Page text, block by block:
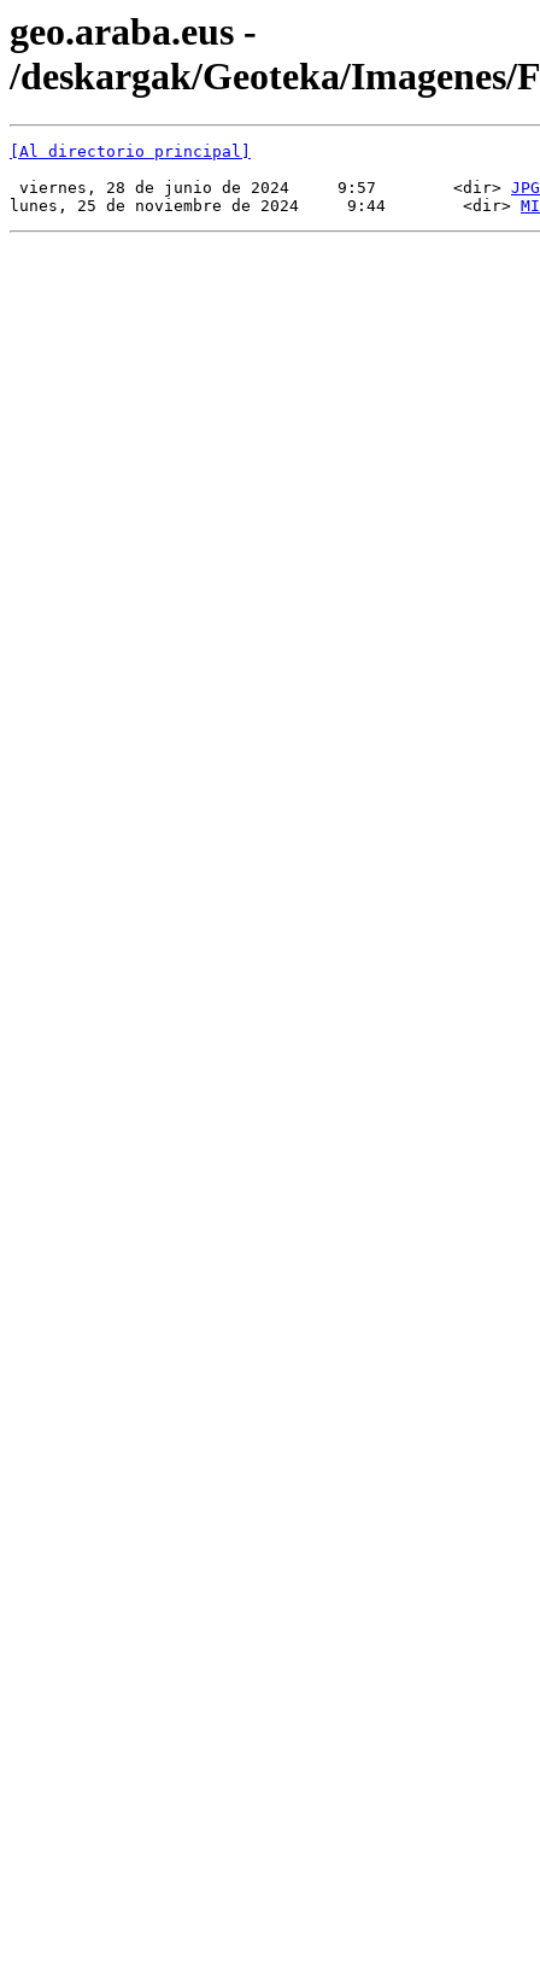
geo.araba.eus -
/deskargak/Geoteka/Imagenes/
[Al directorio principal]
viernes, 28 de junio de 2024     9:57        <dir> JPG
lunes, 25 de noviembre de 2024     9:44        <dir>